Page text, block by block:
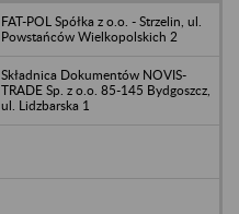
FAT-POL Spółka z o.o. - Strzelin, ul.
Powstańców Wielkopolskich 2
Składnica Dokumentów NOVIS-
TRADE Sp. z o.o. 85-145 Bydgoszcz,
ul. Lidzbarska 1